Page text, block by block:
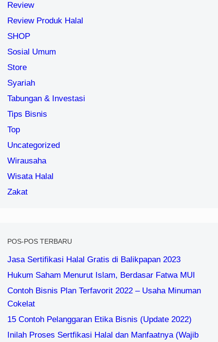
Review
Review Produk Halal
SHOP
Sosial Umum
Store
Syariah
Tabungan & Investasi
Tips Bisnis
Top
Uncategorized
Wirausaha
Wisata Halal
Zakat
POS-POS TERBARU
Jasa Sertifikasi Halal Gratis di Balikpapan 2023
Hukum Saham Menurut Islam, Berdasar Fatwa MUI
Contoh Bisnis Plan Terfavorit 2022 – Usaha Minuman
Cokelat
15 Contoh Pelanggaran Etika Bisnis (Update 2022)
Inilah Proses Sertfikasi Halal dan Manfaatnya (Wajib